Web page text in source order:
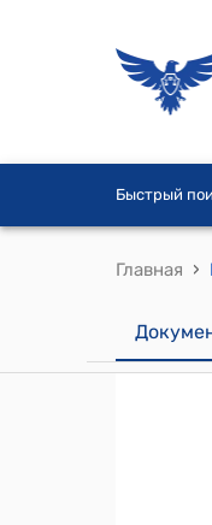
Быстрый
Главная ›